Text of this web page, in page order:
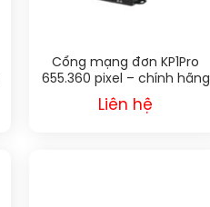
Cổng mạng đơn KP1Pro
655.360 pixel – chính hãng
Kystar
Liên hệ